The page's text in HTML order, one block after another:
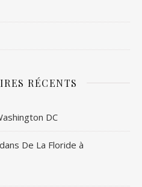
RÉCENTS
DC
dans De La Floride à